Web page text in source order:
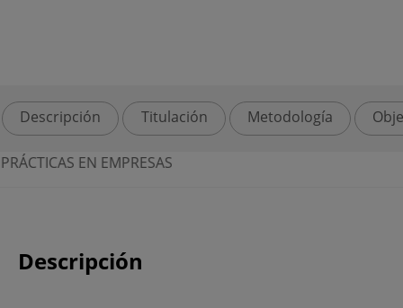
Descripción Titulación Metodología
EN EMPRESAS
Descripción